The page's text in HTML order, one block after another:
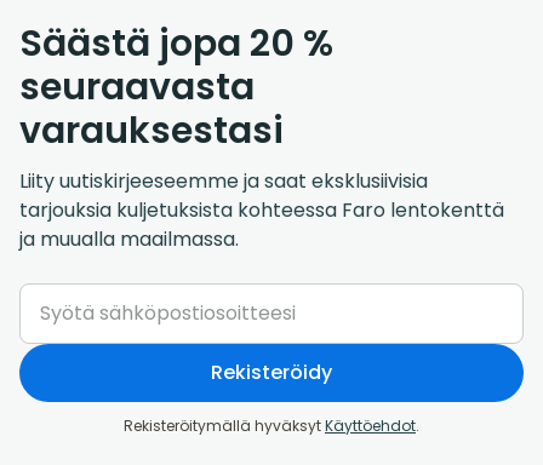
Säästä jopa 20 %
seuraavasta
varauksestasi
Liity uutiskirjeeseemme ja saat eksklusiivisia
tarjouksia kuljetuksista kohteessa Faro lentokenttä
ja muualla maailmassa.
Rekisteröidy
Rekisteröitymällä hyväksytKäyttöehdot.